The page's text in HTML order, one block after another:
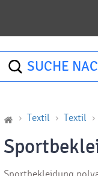
SUCHE
Textil Textil